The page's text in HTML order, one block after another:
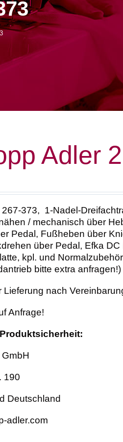
Adler
267-373, 1-Nadel-
/ mechanisch über
Pedal, Fußheben über
über Pedal, Efka DC
kpl. und
bitte extra anfragen!)
Lieferung nach
Anfrage!
190
Deutschland
adler.com